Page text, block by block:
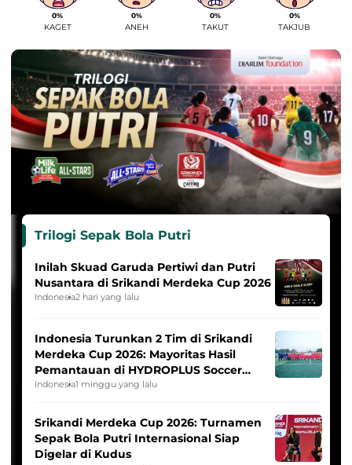
0%
KAGET
0%
ANEH
0%
TAKUT
0%
TAKJUB
Trilogi Sepak Bola Putri
Inilah Skuad Garuda Pertiwi dan Putri
Nusantara di Srikandi Merdeka Cup 2026
Indonesia2 hari yang lalu
Indonesia Turunkan 2 Tim di Srikandi
Merdeka Cup 2026: Mayoritas Hasil
Pemantauan di HYDROPLUS Soccer
League
Indonesia1 minggu yang lalu
Srikandi Merdeka Cup 2026: Turnamen
Sepak Bola Putri Internasional Siap
Digelar di Kudus